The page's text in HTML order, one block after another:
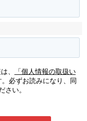
、
「個人情報の取扱い
必ずお読みになり、同
さい。